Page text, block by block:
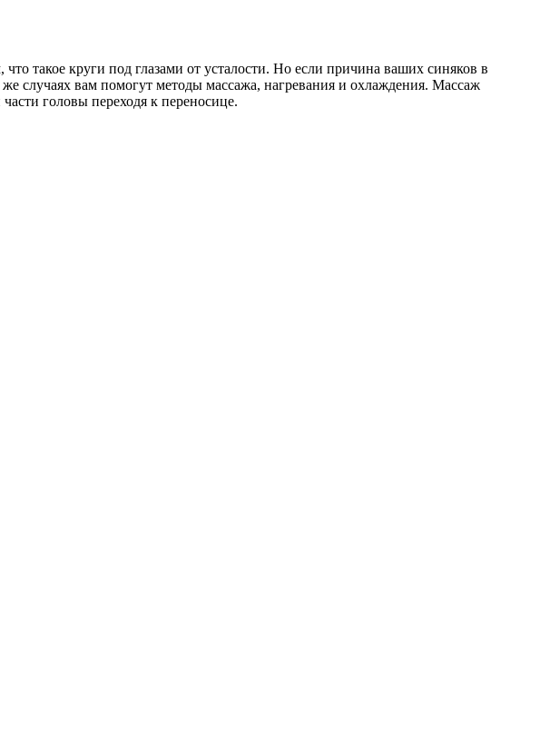
такое круги под глазами от усталости. Но если причина ваших синяков в
случаях вам помогут методы массажа, нагревания и охлаждения. Массаж
головы переходя к переносице.